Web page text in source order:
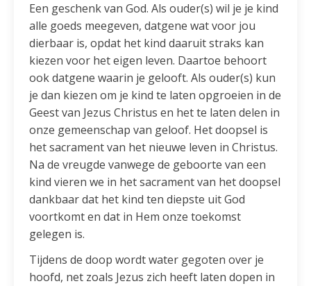
Een geschenk van God. Als ouder(s) wil je je kind
alle goeds meegeven, datgene wat voor jou
dierbaar is, opdat het kind daaruit straks kan
kiezen voor het eigen leven. Daartoe behoort
ook datgene waarin je gelooft. Als ouder(s) kun
je dan kiezen om je kind te laten opgroeien in de
Geest van Jezus Christus en het te laten delen in
onze gemeenschap van geloof. Het doopsel is
het sacrament van het nieuwe leven in Christus.
Na de vreugde vanwege de geboorte van een
kind vieren we in het sacrament van het doopsel
dankbaar dat het kind ten diepste uit God
voortkomt en dat in Hem onze toekomst
gelegen is.
Tijdens de doop wordt water gegoten over je
hoofd, net zoals Jezus zich heeft laten dopen in